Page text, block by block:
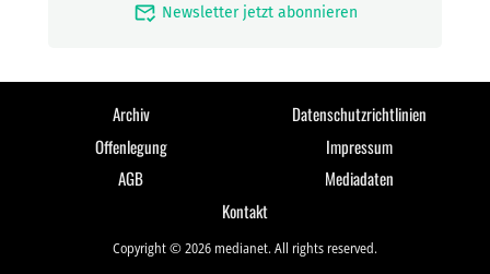
mark_email_read Newsletter jetzt abonnieren
Archiv
Datenschutzrichtlinien
Offenlegung
Impressum
AGB
Mediadaten
Kontakt
Copyright © 2026 medianet. All rights reserved.